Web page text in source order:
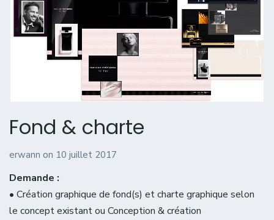
Fond & charte
erwann on 10 juillet 2017
Demande :
• Création graphique de fond(s) et charte graphique selon
le concept existant ou Conception & création